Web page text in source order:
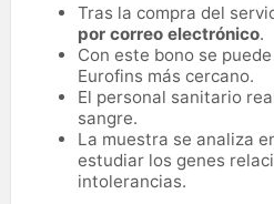
Tras la compra del
por correo electrónico.
Con este bono se
Eurofins más cercano.
El personal sanitario
sangre.
La muestra se analiza
estudiar los genes
intolerancias.